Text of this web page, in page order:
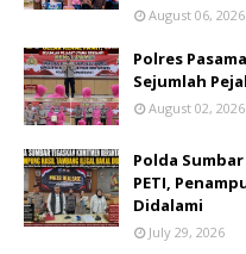
August 06, 2026
Polres
Sejumlah
August 02, 2026
Polda
PETI,
Didalami
July 29, 2026